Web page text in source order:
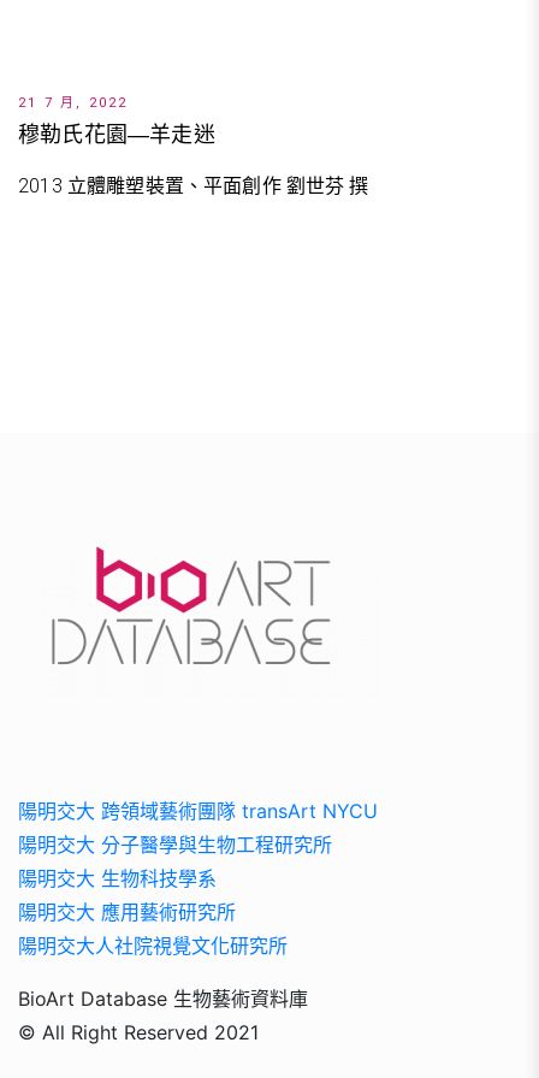
21 7 月, 2022
穆勒氏花園—羊走迷
2013 立體雕塑裝置、平面創作 劉世芬 撰
陽明交大 跨領域藝術團隊 transArt NYCU
陽明交大 分子醫學與生物工程研究所
陽明交大 生物科技學系
陽明交大 應用藝術研究所
陽明交大人社院視覺文化研究所
BioArt Database 生物藝術資料庫
© All Right Reserved 2021